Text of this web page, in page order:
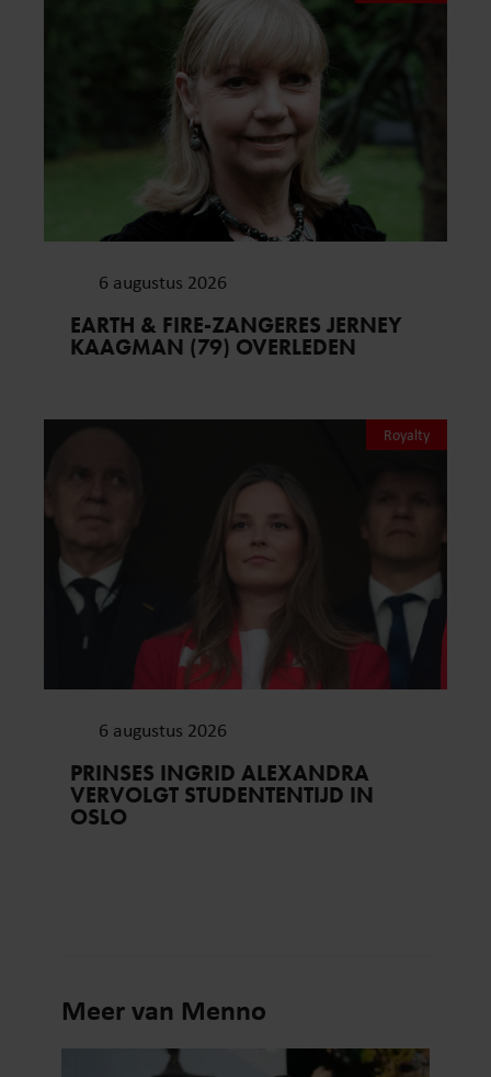
6 augustus 2026
EARTH & FIRE-ZANGERES JERNEY
KAAGMAN (79) OVERLEDEN
Royalty
6 augustus 2026
PRINSES INGRID ALEXANDRA
VERVOLGT STUDENTENTIJD IN
OSLO
Meer van Menno